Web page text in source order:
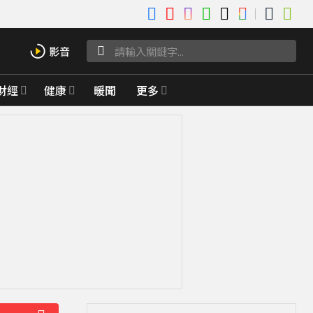
經 健康 暖聞 更多